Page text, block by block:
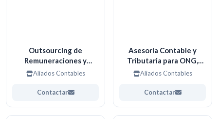
Outsourcing de
Remuneraciones y
Gestión Laboral.
Aliados Contables
Contactar
Asesoría Contable y
Tributaria para ONG,
Fundaciones y Entidades
Aliados Contables
Contactar